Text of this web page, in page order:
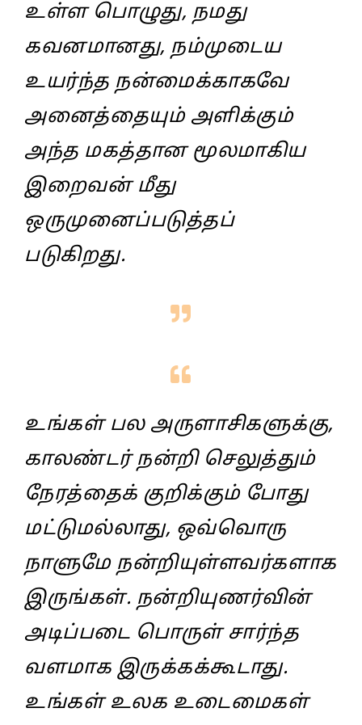
உள்ள பொழுது, நமது
கவனமானது, நம்முடைய
உயர்ந்த நன்மைக்காகவே
அனைத்தையும் அளிக்கும்
அந்த மகத்தான மூலமாகிய
இறைவன் மீது
ஒருமுனைப்படுத்தப்
படுகிறது.
உங்கள் பல அருளாசிகளுக்கு,
காலண்டர் நன்றி செலுத்தும்
நேரத்தைக் குறிக்கும் போது
மட்டுமல்லாது, ஒவ்வொரு
நாளுமே நன்றியுள்ளவர்களாக
இருங்கள். நன்றியுணர்வின்
அடிப்படை பொருள் சார்ந்த
வளமாக இருக்கக்கூடாது.
உங்கள் உலக உடைமைகள்